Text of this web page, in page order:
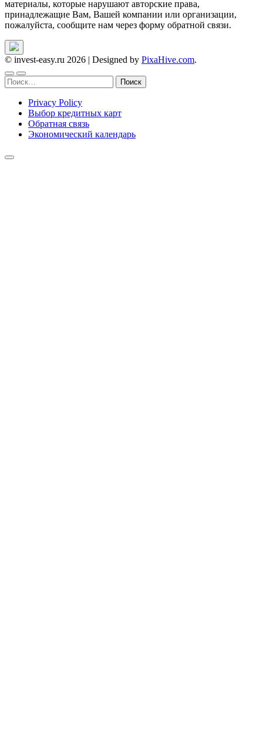
материалы, которые нарушают авторские права,
принадлежащие Вам, Вашей компании или организации,
пожалуйста, сообщите нам через форму обратной связи.
© invest-easy.ru 2026 | Designed by PixaHive.com.
Найти:
Privacy Policy
Выбор кредитных карт
Обратная связь
Экономический календарь